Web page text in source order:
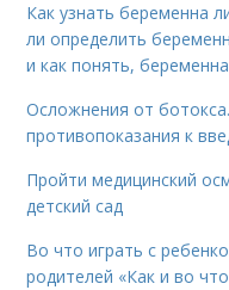
Как узнать беременна
ли определить
и как понять,
Осложнения от
противопоказания к
Пройти медицинский
детский сад
Во что играть с
родителей «Как и во